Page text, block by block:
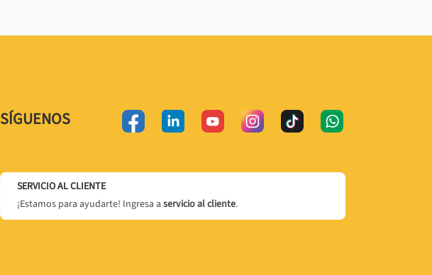
SÍGUENOS
SERVICIO AL CLIENTE
¡Estamos para ayudarte! Ingresa a servicio al cliente.